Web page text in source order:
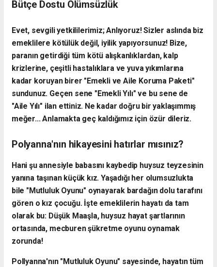
Bütçe Dostu Ölümsüzlük
​Evet, sevgili yetkililerimiz; Anlıyoruz! Sizler aslında biz
emeklilere kötülük değil, iyilik yapıyorsunuz! Bize,
paranın getirdiği tüm kötü alışkanlıklardan, kalp
krizlerine, çeşitli hastalıklara ve yuva yıkımlarına
kadar koruyan birer "Emekli ve Aile Koruma Paketi"
sundunuz. Geçen sene "Emekli Yılı" ve bu sene de
"Aile Yılı" ilan ettiniz. Ne kadar doğru bir yaklaşımmış
meğer... Anlamakta geç kaldığımız için özür dileriz.
Polyanna'nın hikayesini hatırlar mısınız?
Hani şu annesiyle babasını kaybedip huysuz teyzesinin
yanına taşınan küçük kız. Yaşadığı her olumsuzlukta
bile "Mutluluk Oyunu" oynayarak bardağın dolu tarafını
gören o kız çocuğu. İşte emeklilerin hayatı da tam
olarak bu: Düşük Maaşla, huysuz hayat şartlarının
ortasında, mecburen şükretme oyunu oynamak
zorunda!
Pollyanna'nın "Mutluluk Oyunu" sayesinde, hayatın tüm